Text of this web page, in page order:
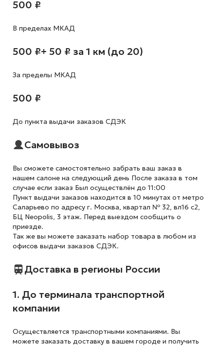
500 ₽
В пределах МКАД
500 ₽+ 50 ₽ за 1 км (до 20)
За пределы МКАД
500 ₽
До пункта выдачи заказов СДЭК
Самовывоз
Вы сможете самостоятельно забрать ваш заказ в
нашем салоне на следующий день После заказа в том
случае если заказ Был осуществлён до 11:00
Пункт выдачи заказов находится в 10 минутах от метро
Саларьево по адресу г. Москва, квартал № 32, вл16 с2,
БЦ Neopolis, 3 этаж. Перед выездом сообщить о
приезде.
Так же вы можете заказать набор товара в любом из
офисов выдачи заказов СДЭК.
Доставка в регионы России
1. До терминала транспортной
компании
Осуществляется транспортными компаниями. Вы
можете заказать доставку в вашем городе и получить